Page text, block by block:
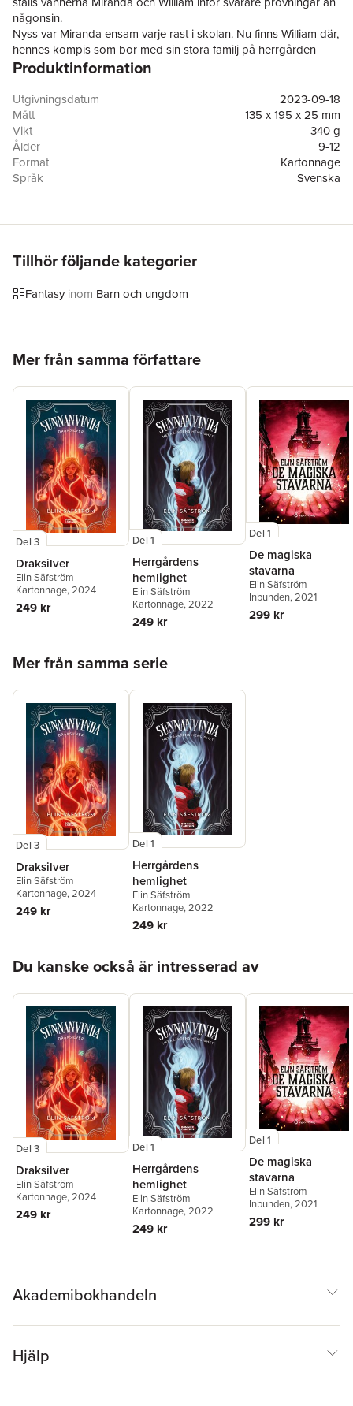
någonsin.
Nyss var Miranda ensam varje rast i skolan. Nu finns William där,
hennes kompis som bor med sin stora familj på herrgården
Sunnanvinda och som gillar böcker precis som hon. Magin är
någonsin kunde ana! Och galet svår att reglera!
Hemma har pappa börjat laga mat igen och vill kolla på serier
ihop på kvällarna. Det är som om mörkret efter mammas död
sakta börjar lätta. Bara en sak återstår: Att föra mamma tillbaka
till sin rätta dimension.
Elin Säfströms första spännande bok om vänskap och magi på
Produktinformation
Utgivningsdatum
2023-09-18
Mått
135 x 195 x 25 mm
Vikt
340 g
Ålder
9-12
Format
Kartonnage
Språk
Svenska
Antal sidor
300
Medarbetare
Miljömärkning
Tillhör följande kategorier
Fantasy inom Barn och ungdom
Mer från samma författare
Del 3
Draksilver
Elin Säfström
Kartonnage, 2024
249 kr
Del 1
Herrgårdens
hemlighet
Elin Säfström
Kartonnage, 2022
249 kr
Del 1
De magiska
stavarna
Elin Säfström
Inbunden, 2021
299 kr
Mer från samma serie
Del 3
Draksilver
Elin Säfström
Kartonnage, 2024
249 kr
Del 1
Herrgårdens
hemlighet
Elin Säfström
Kartonnage, 2022
249 kr
Du kanske också är intresserad av
Del 3
Draksilver
Elin Säfström
Kartonnage, 2024
249 kr
Del 1
Herrgårdens
hemlighet
Elin Säfström
Kartonnage, 2022
249 kr
Del 1
De magiska
stavarna
Elin Säfström
Inbunden, 2021
299 kr
Akademibokhandeln
Hjälp